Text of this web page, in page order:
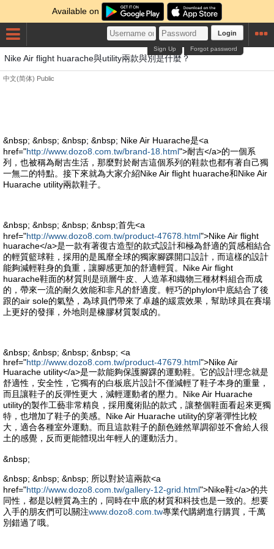
Available on
Login
Forgot password
Sign Up
Nike Air flight huarache與utility兩款與別是什麼？
中文(简体) Public
&nbsp; &nbsp; &nbsp; &nbsp; Nike Air Huarache是<a
href="http://www.dozo8.com.tw/brand-18.html">耐吉</a>的一個系
列，也被稱為耐吉生活，那麼對於耐吉這個系列的鞋款也都有著自己獨
一無二的特點。接下來就為大家介紹Nike Air flight huarache和Nike Air
Huarache utility兩款鞋子。
&nbsp; &nbsp; &nbsp; &nbsp;首先<a
href="http://www.dozo8.com.tw/product-47678.html">Nike Air flight
huarache</a>是一款有著復古造型的款式設計和極為舒適的質感相結合
的輕質籃球鞋，採用的是風靡全球的獨家腳踝開口設計，而這樣的設計
能夠減輕鞋身的負重，讓腳感更加的舒適輕質。Nike Air flight
huarache鞋面的材質則是頭層牛皮、人造革和織物三種材料組合而成
的，帶來一流的耐久效能和非凡的舒適度。輕巧的phylon中底結合了後
跟的air sole的氣墊，為球員們帶來了卓越的緩震效果，幫助球員在賽場
上更好的發揮，外地則是橡膠材質製成的。
&nbsp; &nbsp; &nbsp; &nbsp; <a
href="http://www.dozo8.com.tw/product-47679.html">Nike Air
Huarache utility</a>是一款能夠保護腳踝的運動鞋。它的設計理念就是
舒適性，安全性，它獨有的白板底片設計不僅減輕了鞋子本身的重量，
而且讓鞋子的反彈性更大，減輕運動者的壓力。Nike Air Huarache
utility的製作工藝非常精良，採用魔術貼的款式，讓整個鞋面看起來更獨
特，也增加了鞋子的美感。Nike Air Huarache utility的穿著彈性比較
大，適合各種室外運動。而且這款鞋子的顏色雖然單調卻並不會給人很
土的感覺，反而更能體現出年輕人的運動活力。
&nbsp;
&nbsp; &nbsp; &nbsp; 所以對於這兩款<a
href="http://www.dozo8.com.tw/gallery-12-grid.html">Nike鞋</a>的共
同性，都是以輕質為主的，同時在中底的材質和科技也是一致的。想要
入手的朋友們可以關注www.dozo8.com.tw專業代購網進行購買，千萬
別錯過了哦。